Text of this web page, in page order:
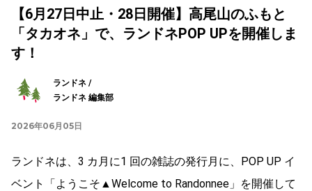
【6月27日中止・28日開催】高尾山のふもと
「タカオネ」で、ランドネPOP UPを開催しま
す！
ランドネ /
ランドネ 編集部
2026年06月05日
ランドネは、3 カ月に1 回の雑誌の発行月に、POP UP イ
ベント「ようこそ▲Welcome to Randonnee」を開催して